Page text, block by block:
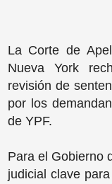
La Corte de
Nueva York
revisión de
por los
de YPF.
Para el Gobierno
judicial clave